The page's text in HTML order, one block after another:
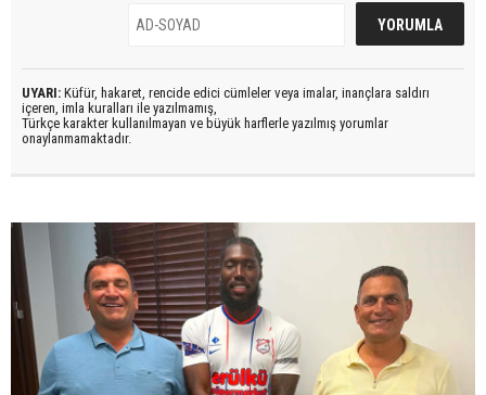
UYARI: Küfür, hakaret, rencide edici cümleler veya imalar, inançlara saldırı
içeren, imla kuralları ile yazılmamış,
Türkçe karakter kullanılmayan ve büyük harflerle yazılmış yorumlar
onaylanmamaktadır.